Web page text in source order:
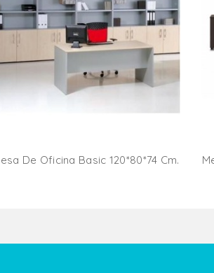
De Oficina Basic 120*80*74 Cm.